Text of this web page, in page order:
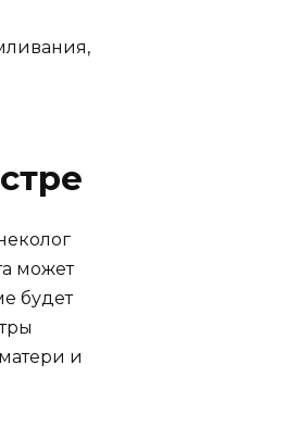
может
будет
и